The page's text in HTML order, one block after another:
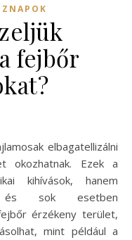
fejbőr
okozhatnak. Ezek a
kihívások, hanem
és sok esetben
érzékeny terület,
mint például a